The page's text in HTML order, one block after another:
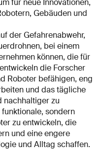
Gebäuden und
der Gefahrenabwehr,
bei einem
können, die für
die Forscher
Roboter befähigen, eng
und das tägliche
nachhaltiger zu
sondern
zu entwickeln, die
und eine engere
und Alltag schaffen.